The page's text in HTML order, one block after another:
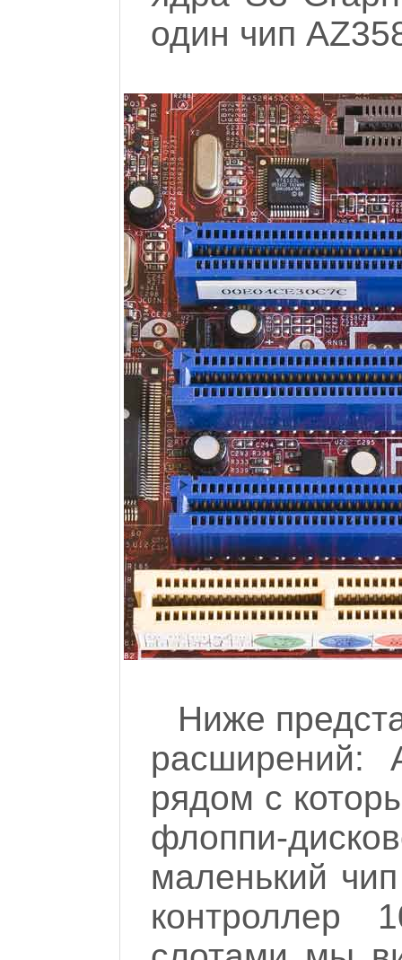
один чип
Ниже
расширений:
рядом с
флоппи-
маленький
контроллер